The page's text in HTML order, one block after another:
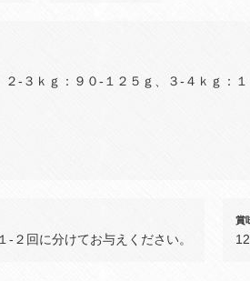
‐３ｋｇ：９０‐１２５ｇ、３‐４ｋｇ：
２回に分けてお与えください。
賞